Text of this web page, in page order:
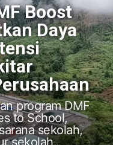
Boost
Daya
program DMF
to School,
sekolah,
sekolah.